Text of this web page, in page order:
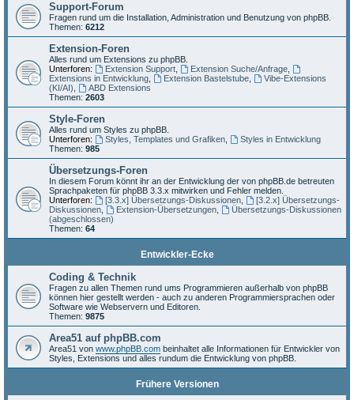
Support-Forum
Fragen rund um die Installation, Administration und Benutzung von phpBB.
Themen: 6212
Extension-Foren
Alles rund um Extensions zu phpBB.
Unterforen:
Extension Support, Extension Suche/Anfrage,
Extensions in Entwicklung
Extension Bastelstube,
Vibe-Extensions
(KI/AI)
ABD Extensions
Themen: 2603
Style-Foren
Alles rund um Styles zu phpBB.
Unterforen:
Styles, Templates und Grafiken,
Styles in Entwicklung
Themen: 985
Übersetzungs-Foren
In diesem Forum könnt ihr an der Entwicklung der von phpBB.de betreuten
Sprachpaketen für phpBB 3.3.x mitwirken und Fehler melden.
Unterforen:
[3.3.x] Übersetzungs-Diskussionen,
[3.2.x] Übersetzungs-
Diskussionen
Extension-Übersetzungen,
Übersetzungs-Diskussionen
(abgeschlossen)
Themen: 64
Entwickler-Ecke
Coding & Technik
Fragen zu allen Themen rund ums Programmieren außerhalb von phpBB
können hier gestellt werden - auch zu anderen Programmiersprachen oder
Software wie Webservern und Editoren.
Themen: 9875
Area51 auf phpBB.com
Area51 von www.phpBB.com beinhaltet alle Informationen für Entwickler von
Styles, Extensions und alles rundum die Entwicklung von phpBB.
Frühere Versionen